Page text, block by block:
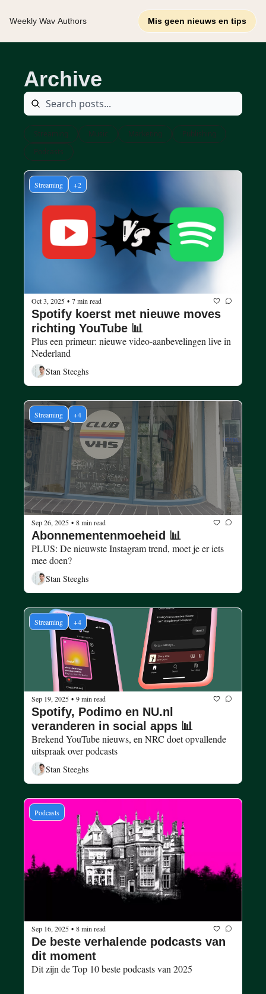
Weekly Wav Authors Mis geen nieuws en tips
Archive
Streaming Music Marketing
Publishing
Podcasts
Streaming +2
Oct 3, 2025 • 7 min read
Spotify koerst met nieuwe moves
richting YouTube 📊
Plus een primeur: nieuwe video-aanbevelingen live in
Nederland
Stan Steeghs
Streaming +4
Sep 26, 2025 • 8 min read
Abonnementenmoeheid 📊
PLUS: De nieuwste Instagram trend, moet je er iets
Stan Steeghs
Streaming +4
Sep 19, 2025 • 9 min read
Spotify, Podimo en NU.nl
veranderen in social apps 📊
Brekend YouTube nieuws, en NRC doet opvallende
Stan Steeghs
Podcasts
Sep 16, 2025 • 8 min read
De beste verhalende podcasts van